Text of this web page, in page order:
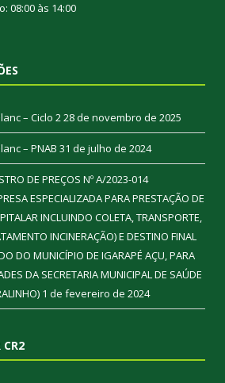
08:00 às 14:00
– Ciclo 228 de novembro de 2025
– PNAB 31 de julho de 2024
DE PREÇOS Nº A/2023-014
ESPECIALIZADA PARA PRESTAÇÃO DE
INCLUINDO COLETA, TRANSPORTE,
INCINERAÇÃO) E DESTINO FINAL
DO MUNICÍPIO DE IGARAPÉ AÇU, PARA
DA SECRETARIA MUNICIPAL DE SAÚDE
1 de fevereiro de 2024
CR2